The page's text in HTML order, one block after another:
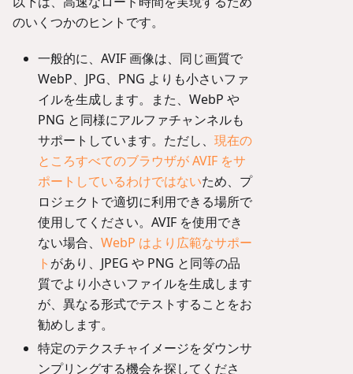
のいくつかのヒントです。
一般的に、AVIF 画像は、同じ画質で
WebP、JPG、PNG よりも小さいファ
イルを生成します。また、WebP や
PNG と同様にアルファチャンネルも
サポートしています。ただし、 現在の
ところすべてのブラウザが AVIF をサ
ポートしているわけではないため、プ
ロジェクトで適切に利用できる場所で
使用してください。AVIF を使用でき
ない場合、 WebP はより広範なサポー
ト があり、JPEG や PNG と同等の品
質でより小さいファイルを生成します
が、異なる形式でテストすることをお
勧めします。
特定のテクスチャイメージをダウンサ
ンプリングする機会を探してくださ